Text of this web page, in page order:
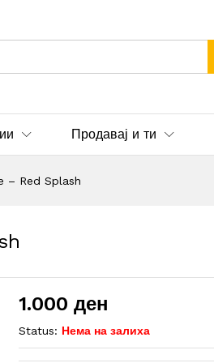
Продавај и ти
– Red Splash
1.000ден
Status: Нема на залиха